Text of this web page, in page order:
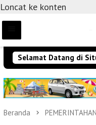
Loncat ke konten
Selamat Datang di
Beranda PEMERINTAHAN